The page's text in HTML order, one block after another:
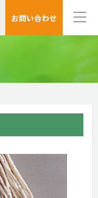
お問い合わせ